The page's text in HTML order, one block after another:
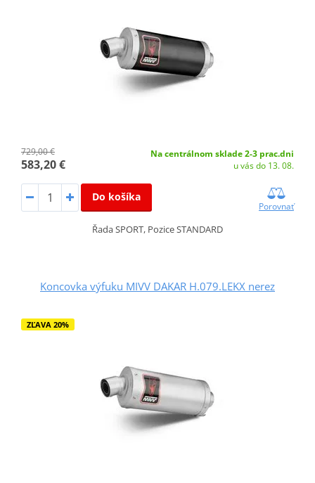
729,00 €
583,20 €
Na centrálnom sklade 2-3 prac.dni
u vás do 13. 08.
Do košíka
Porovnať
Řada SPORT, Pozice STANDARD
Koncovka výfuku MIVV DAKAR H.079.LEKX nerez
ZĽAVA 20%